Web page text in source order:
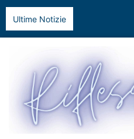
Ultime Notizie